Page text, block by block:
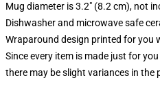
Mug diameter is 3.2" (8.2 cm), not
Dishwasher and microwave safe
Wraparound design printed for you
Since every item is made just for
there may be slight variances in the